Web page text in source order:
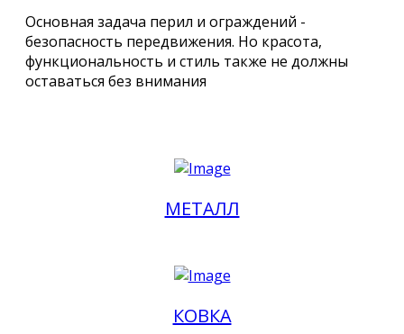
Основная задача перил и ограждений -
безопасность передвижения. Но красота,
функциональность и стиль также не должны
оставаться без внимания
МЕТАЛЛ
КОВКА